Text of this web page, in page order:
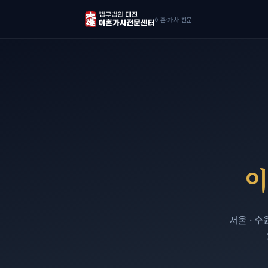
이혼·가사 전문
서울 ·